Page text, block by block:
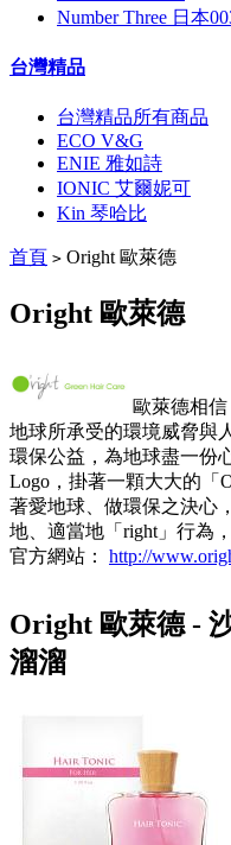
Number Three 日本
台灣精品
台灣精品所有商品
ECO V&G
ENIE 雅如詩
IONIC 艾爾妮可
Kin 琴哈比
首頁 > Oright 歐萊德
Oright 歐萊德
歐萊德相
地球所承受的環境威脅與
環保公益，為地球盡一份
Logo，掛著一顆大大的「
著愛地球、做環保之決心
地、適當地「right」行為
官方網站： http://
Oright 歐萊德 -
溜溜